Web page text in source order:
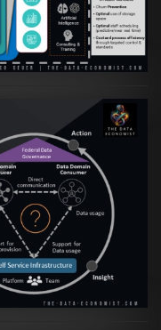
Die
Human